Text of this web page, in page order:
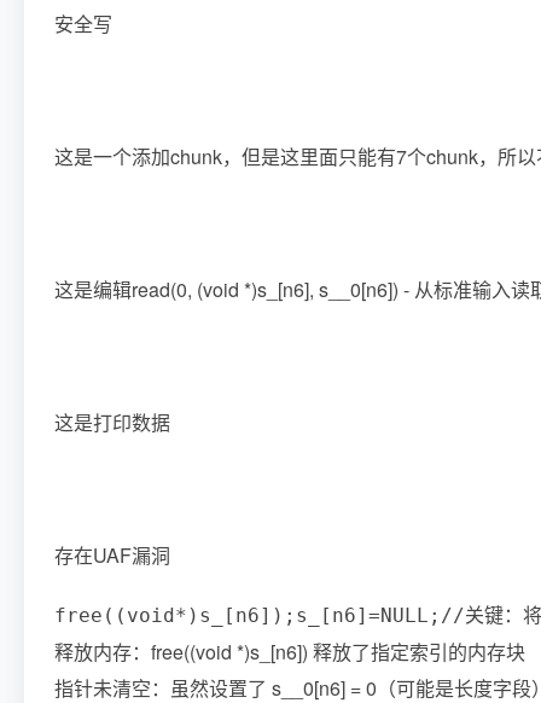
安全写
这是一个添加chunk，但是这里面只能有7个chunk，所
这是编辑read(0, (void *)s_[n6], s__0[n6]) - 从标准输入
这是打印数据
存在UAF漏洞
free ( ( void* ) s_ [ n6] ) ; s_ [ n6] =NULL ; //关键：
释放内存：free((void *)s_[n6]) 释放了指定索引的内存块
指针未清空：虽然设置了 s__0[n6] = 0（可能是长度字